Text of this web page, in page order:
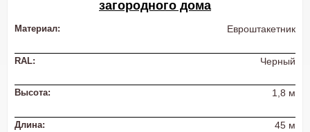
загородного дома
Материал: Евроштакетник
RAL: Черный
Высота: 1,8 м
Длина: 45 м